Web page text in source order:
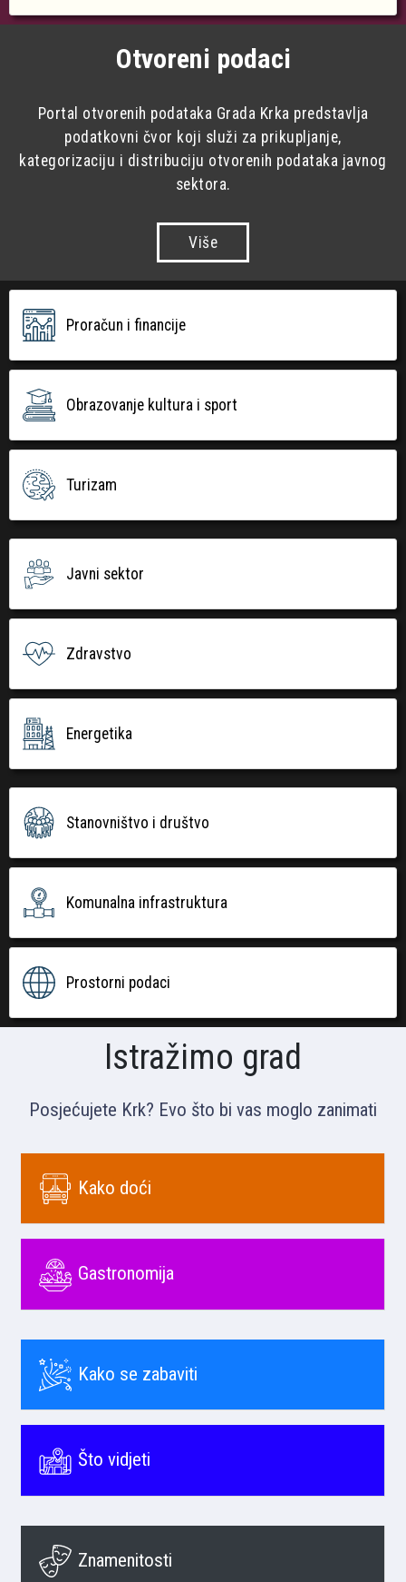
Otvoreni podaci
Portal otvorenih podataka Grada Krka predstavlja
podatkovni čvor koji služi za prikupljanje,
kategorizaciju i distribuciju otvorenih podataka javnog
sektora.
Više
Proračun i financije
Obrazovanje kultura i sport
Turizam
Javni sektor
Zdravstvo
Energetika
Stanovništvo i društvo
Komunalna infrastruktura
Prostorni podaci
Istražimo grad
Posjećujete Krk? Evo što bi vas moglo zanimati
Kako doći
Gastronomija
Kako se zabaviti
Što vidjeti
Znamenitosti